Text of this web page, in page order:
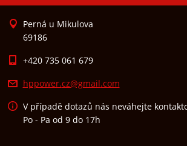
Perná u Mikulova
69186
+420 735 061 679
hppower.cz@gmail.com
V případě dotazů nás neváhejte
Po - Pa od 9 do 17h